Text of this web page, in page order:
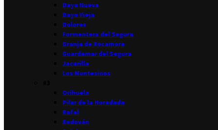
Daya Nueva
Daya Vieja
Dolores
Formentera del Segura
Granja de Rocamora
Guardamar del Segura
Jacarilla
Los Montesinos
Orihuela
Pilar de la Horadada
Rafal
Redován